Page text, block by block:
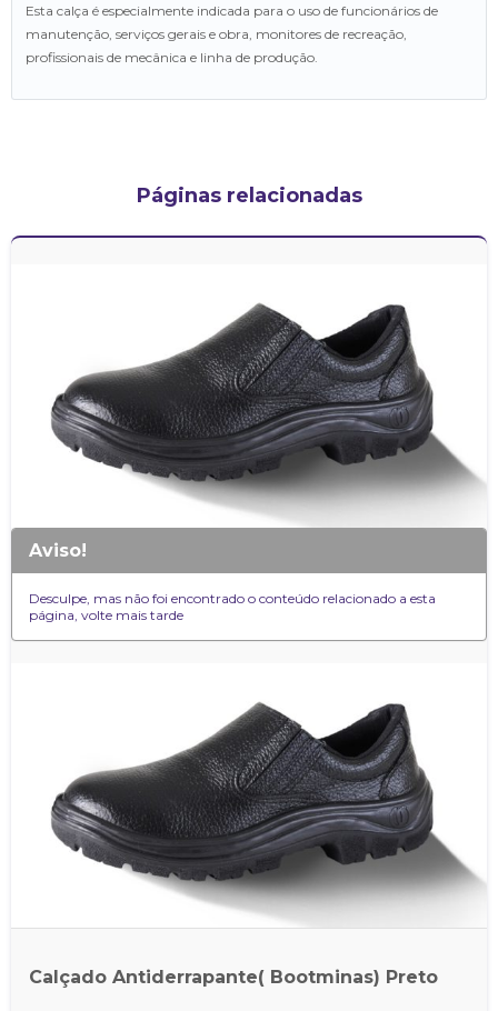
Esta calça é especialmente indicada para o uso de funcionários de
manutenção, serviços gerais e obra, monitores de recreação,
profissionais de mecânica e linha de produção.
Páginas relacionadas
Aviso!
Desculpe, mas não foi encontrado o conteúdo relacionado a esta
página, volte mais tarde
Calçado Antiderrapante( Bootminas) Preto